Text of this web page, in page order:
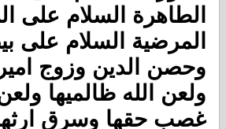
الطاهرة السلام على
المرضية السلام على
وحصن الدين وزوج امير
ولعن الله ظالميها
غصب حقها وسرق ارثها